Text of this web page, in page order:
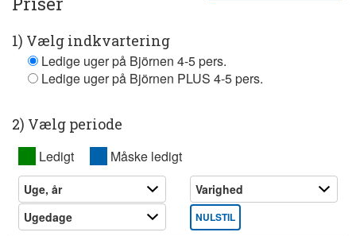
1) Vælg indkvartering
Ledige uger på Björnen 4-5 pers.
Ledige uger på Björnen PLUS 4-5 pers.
2) Vælg periode
Ledigt Måske ledigt
NULSTIL